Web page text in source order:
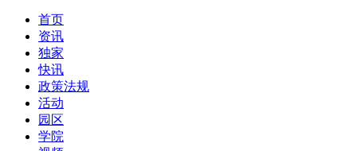
首页
资讯
独家
快讯
政策法规
活动
园区
学院